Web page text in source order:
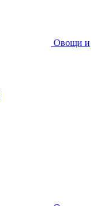
Овощи и